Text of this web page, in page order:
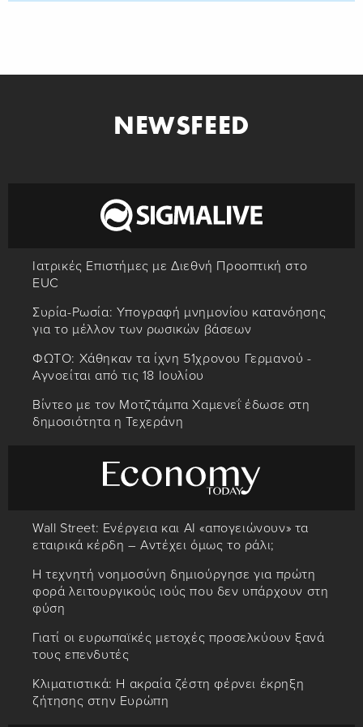
NEWSFEED
Ιατρικές Επιστήμες με Διεθνή Προοπτική στο
EUC
Συρία-Ρωσία: Υπογραφή μνημονίου κατανόησης
για το μέλλον των ρωσικών βάσεων
ΦΩΤΟ: Χάθηκαν τα ίχνη 51χρονου Γερμανού -
Αγνοείται από τις 18 Ιουλίου
Βίντεο με τον Μοτζτάμπα Χαμενεΐ έδωσε στη
δημοσιότητα η Τεχεράνη
Wall Street: Ενέργεια και AI «απογειώνουν» τα
εταιρικά κέρδη – Αντέχει όμως το ράλι;
Η τεχνητή νοημοσύνη δημιούργησε για πρώτη
φορά λειτουργικούς ιούς που δεν υπάρχουν στη
φύση
Γιατί οι ευρωπαϊκές μετοχές προσελκύουν ξανά
τους επενδυτές
Κλιματιστικά: Η ακραία ζέστη φέρνει έκρηξη
ζήτησης στην Ευρώπη